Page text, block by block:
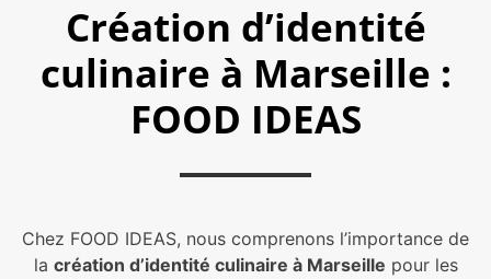
Création d’identité
culinaire à Marseille :
FOOD IDEAS
Chez FOOD IDEAS, nous comprenons l’importance de
la création d’identité culinaire à Marseille pour les